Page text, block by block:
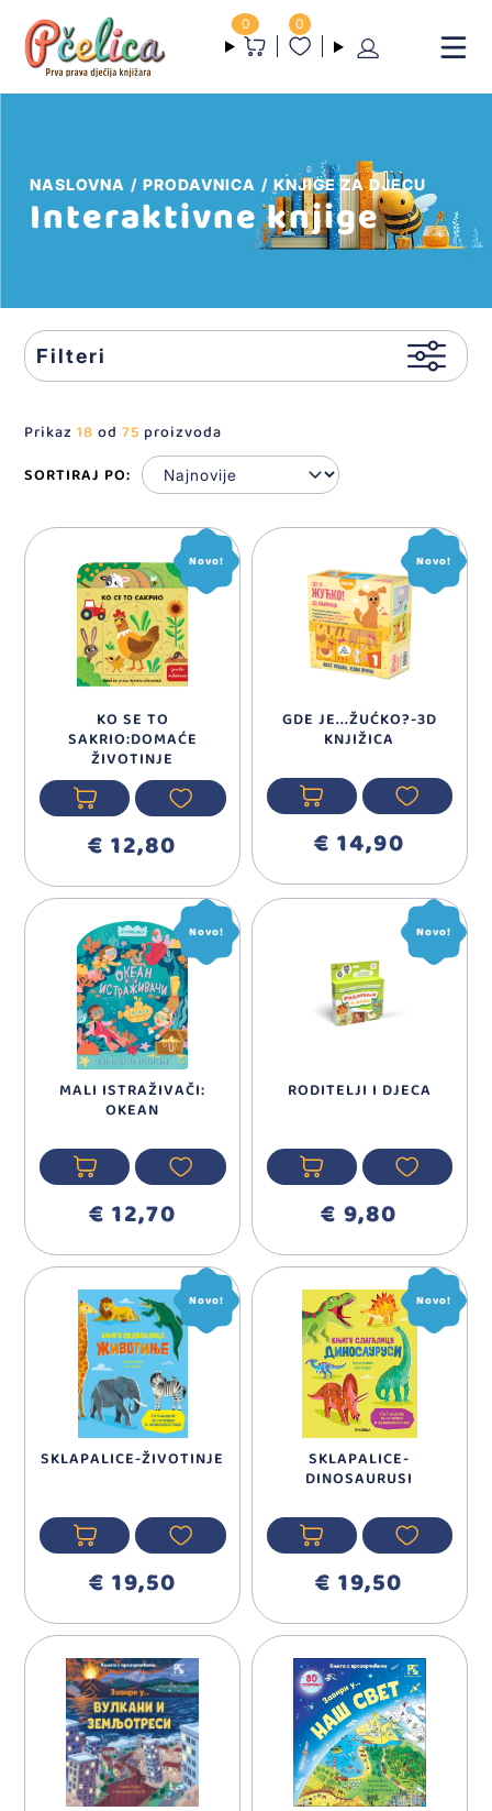
0 0
NASLOVNA PRODAVNICA KNJIGE ZA DJECU
Interaktivne knjige
Filteri
Prikaz18 od75 proizvoda
SORTIRAJ PO:
Novo!
KO SE TO
SAKRIO:DOMAĆE
ŽIVOTINJE
€ 12,80
Novo!
GDE JE...ŽUĆKO?-3D
KNJIŽICA
€ 14,90
Novo!
MALI ISTRAŽIVAČI:
OKEAN
€ 12,70
Novo!
RODITELJI I DJECA
€ 9,80
Novo!
SKLAPALICE-ŽIVOTINJE
€ 19,50
Novo!
SKLAPALICE-
DINOSAURUSI
€ 19,50